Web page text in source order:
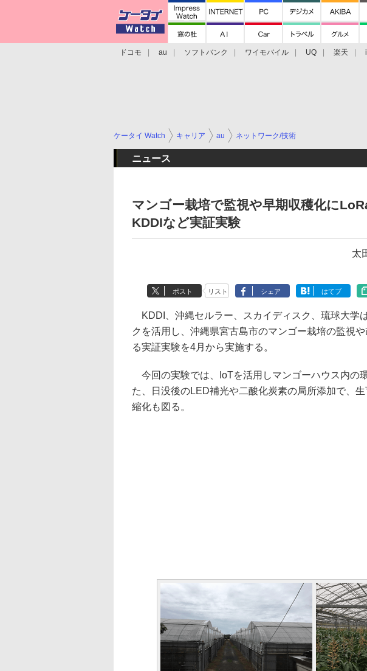
ドコモ au ソフトバンク ワイモバイル UQ 楽天
ケータイ Watch キャリア au ネットワーク/技術
ニュース
マンゴー栽培で監視や早期収穫化に
KDDIなど実証実験
太
ポスト リスト シェア はてブ
KDDI、沖縄セルラー、スカイディスク、琉球大学
クを活用し、沖縄県宮古島市のマンゴー栽培の監視
る実証実験を4月から実施する。
今回の実験では、IoTを活用しマンゴーハウス内の
た、日没後のLED補光や二酸化炭素の局所添加で、
縮化も図る。